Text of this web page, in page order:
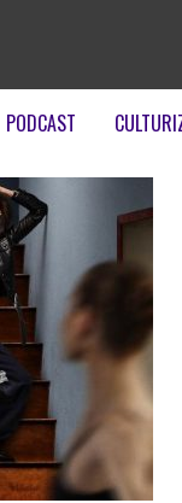
PODCAST